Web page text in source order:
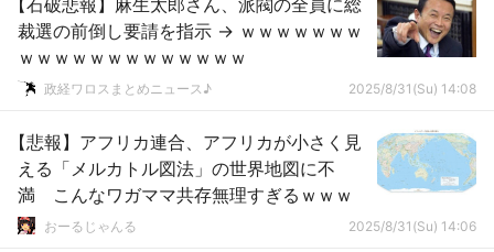
【石破悲報】麻生太郎さん、派閥の全員に総
裁選の前倒し要請を指示 → ｗｗｗｗｗｗｗ
ｗｗｗｗｗｗｗｗｗｗｗｗｗ
政経ワロスまとめニュース♪ 2025/8/31(Su) 14:08
【悲報】アフリカ連合、アフリカが小さく見
える「メルカトル図法」の世界地図に不
満 こんなワガママ共存無理すぎるｗｗｗ
おーるじゃんる 2025/8/31(Su) 14:06